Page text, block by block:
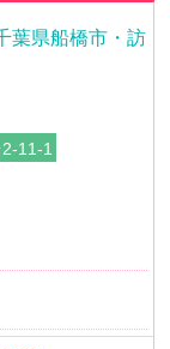
県船橋市・訪
11-1